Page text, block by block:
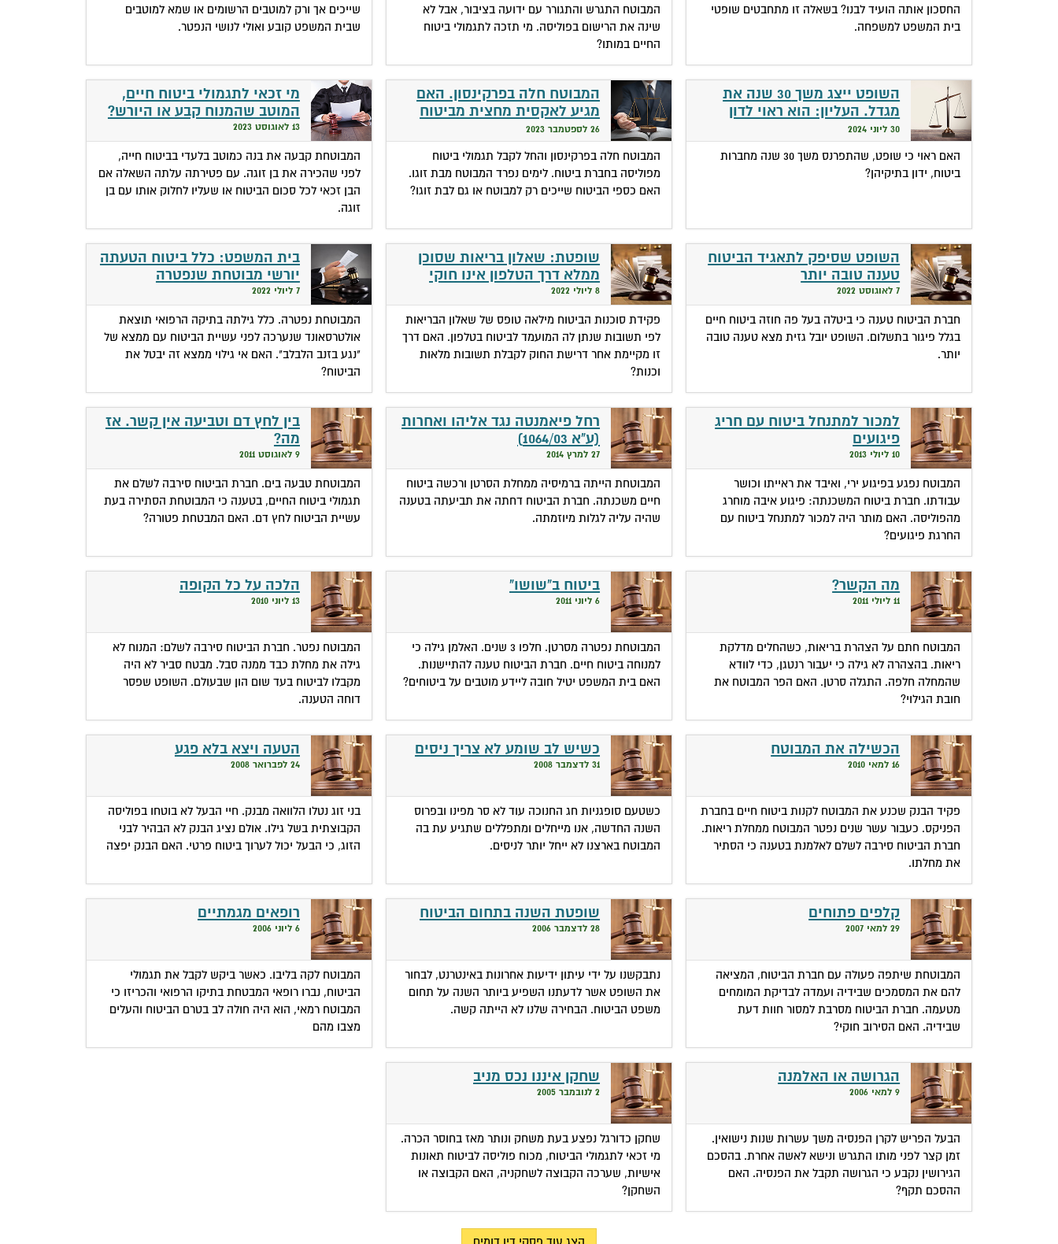
החסכון אותה הועיד לבנו? בשאלה זו מתחבטים שופטי
בית המשפט למשפחה.
המבוטח התגרש והתגורר עם ידועה בציבור, אבל לא
שינה את הרישום בפוליסה. מי תזכה לתגמולי ביטוח
החיים במותו?
שייכים אך ורק למוטבים הרשומים או שמא למוטבים
שבית המשפט קובע ואולי לנושי הנפטר.
השופט ייצג משך 30 שנה את
מגדל. העליון: הוא ראוי לדון
בגורל מבוטחיה
30 ליוני 2024
האם ראוי כי שופט, שהתפרנס משך 30 שנה מחברות
ביטוח, ידון בתיקיהן?
המבוטח חלה בפרקינסון. האם
מגיע לאקסית מחצית מביטוח
כושר עבודתו?
26 לספטמבר 2023
המבוטח חלה בפרקינסון והחל לקבל תגמולי ביטוח
מפוליסה בחברת ביטוח. לימים נפרד המבוטח מבת זוגו.
האם כספי הביטוח שייכים רק למבוטח או גם לבת זוגו?
מי זכאי לתגמולי ביטוח חיים,
המוטב שהמנוח קבע או היורש?
13 לאוגוסט 2023
המבוטחת קבעה את בנה כמוטב בלעדי בביטוח חייה,
לפני שהכירה את בן זוגה. עם פטירתה עלתה השאלה אם
הבן זכאי לכל סכום הביטוח או שעליו לחלוק אותו עם בן
זוגה.
השופט שסיפק לתאגיד הביטוח
טענה טובה יותר
7 לאוגוסט 2022
חברת הביטוח טענה כי ביטלה בעל פה חוזה ביטוח חיים
בגלל פיגור בתשלום. השופט יובל גזית מצא טענה טובה
יותר.
שופטת: שאלון בריאות שסוכן
ממלא דרך הטלפון אינו חוקי
8 ליולי 2022
פקידת סוכנות הביטוח מילאה טופס של שאלון הבריאות
לפי תשובות שנתן לה המועמד לביטוח בטלפון. האם דרך
זו מקיימת אחר דרישת החוק לקבלת תשובות מלאות
וכנות?
בית המשפט: כלל ביטוח הטעתה
יורשי מבוטחת שנפטרה
7 ליולי 2022
המבוטחת נפטרה. כלל גילתה בתיקה הרפואי תוצאת
אולטרסאונד שנערכה לפני עשיית הביטוח עם ממצא של
"נגע בזנב הלבלב". האם אי גילוי ממצא זה יבטל את
הביטוח?
למכור למתנחל ביטוח עם חריג
פיגועים
10 ליולי 2013
המבוטח נפגע בפיגוע ירי, ואיבד את ראייתו וכושר
עבודתו. חברת ביטוח המשכנתה: פיגוע איבה מוחרג
מהפוליסה. האם מותר היה למכור למתנחל ביטוח עם
החרגת פיגועים?
רחל פיאמנטה נגד אליהו ואחרות
(ע"א 1064/03)
27 למרץ 2014
המבוטחת הייתה ברמיסיה ממחלת הסרטן ורכשה ביטוח
חיים משכנתה. חברת הביטוח דחתה את תביעתה בטענה
שהיה עליה לגלות מיוזמתה.
בין לחץ דם וטביעה אין קשר. אז
מה?
9 לאוגוסט 2011
המבוטחת טבעה בים. חברת הביטוח סירבה לשלם את
תגמולי ביטוח החיים, בטענה כי המבוטחת הסתירה בעת
עשיית הביטוח לחץ דם. האם המבטחת פטורה?
מה הקשר?
11 ליולי 2011
המבוטח חתם על הצהרת בריאות, כשהחלים מדלקת
ריאות. בהצהרה לא גילה כי יעבור רנטגן, כדי לוודא
שהמחלה חלפה. התגלה סרטן. האם הפר המבוטח את
חובת הגילוי?
ביטוח ב"שושו"
6 ליוני 2011
המבוטחת נפטרה מסרטן. חלפו 3 שנים. האלמן גילה כי
למנוחה ביטוח חיים. חברת הביטוח טענה להתיישנות.
האם בית המשפט יטיל חובה ליידע מוטבים על ביטוחים?
הלכה על כל הקופה
13 ליוני 2010
המבוטח נפטר. חברת הביטוח סירבה לשלם: המנוח לא
גילה את מחלת כבד ממנה סבל. מבטח סביר לא היה
מקבלו לביטוח בעד שום הון שבעולם. השופט שפסר
דוחה הטענה.
הכשילה את המבוטח
16 למאי 2010
פקיד הבנק שכנע את המבוטח לקנות ביטוח חיים בחברת
הפניקס. כעבור עשר שנים נפטר המבוטח ממחלת ריאות.
חברת הביטוח סירבה לשלם לאלמנת בטענה כי הסתיר
את מחלתו.
כשיש לב שומע לא צריך ניסים
31 לדצמבר 2008
כשטעם סופגניות חג החנוכה עוד לא סר מפינו ובפרוס
השנה החדשה, אנו מייחלים ומתפללים שתגיע עת בה
המבוטח בארצנו לא ייחל יותר לניסים.
הטעה ויצא בלא פגע
24 לפברואר 2008
בני זוג נטלו הלוואה מבנק. חיי הבעל לא בוטחו בפוליסה
הקבוצתית בשל גילו. אולם נציג הבנק לא הבהיר לבני
הזוג, כי הבעל יכול לערוך ביטוח פרטי. האם הבנק יפצה
קלפים פתוחים
29 למאי 2007
המבוטחת שיתפה פעולה עם חברת הביטוח, המציאה
להם את המסמכים שבידיה ועמדה לבדיקת המומחים
מטעמה. חברת הביטוח מסרבת למסור חוות דעת
שבידיה. האם הסירוב חוקי?
שופטת השנה בתחום הביטוח
28 לדצמבר 2006
נתבקשנו על ידי עיתון ידיעות אחרונות באינטרנט, לבחור
את השופט אשר לדעתנו השפיע ביותר השנה על תחום
משפט הביטוח. הבחירה שלנו לא הייתה קשה.
רופאים מגמתיים
6 ליוני 2006
המבוטח לקה בליבו. כאשר ביקש לקבל את תגמולי
הביטוח, נברו רופאי המבטחת בתיקו הרפואי והכריזו כי
המבוטח רמאי, הוא היה חולה לב בטרם הביטוח והעלים
מצבו מהם
הגרושה או האלמנה
9 למאי 2006
הבעל הפריש לקרן הפנסיה משך עשרות שנות נישואין.
זמן קצר לפני מותו התגרש ונישא לאשה אחרת. בהסכם
הגירושין נקבע כי הגרושה תקבל את הפנסיה. האם
ההסכם תקף?
שחקן איננו נכס מניב
2 לנובמבר 2005
שחקן כדורגל נפצע בעת משחק ונותר מאז בחוסר הכרה.
מי זכאי לתגמולי הביטוח, מכוח פוליסה לביטוח תאונות
אישיות, שערכה הקבוצה לשחקניה, האם הקבוצה או
השחקן?